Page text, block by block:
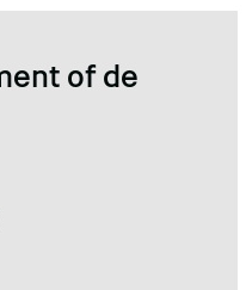
of de